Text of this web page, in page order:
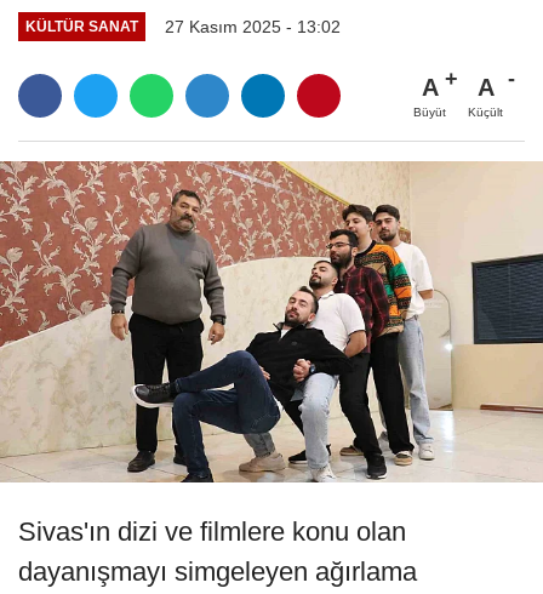
KÜLTÜR SANAT 27 Kasım 2025 - 13:02
A
Büyüt
A
Küçült
Sivas'ın dizi ve filmlere konu olan
dayanışmayı simgeleyen ağırlama